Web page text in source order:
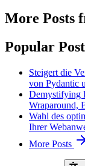
More Posts
Popular
Steigert die
von Pydantic
Demystifying
Wraparound,
Wahl des
Ihrer
More Posts